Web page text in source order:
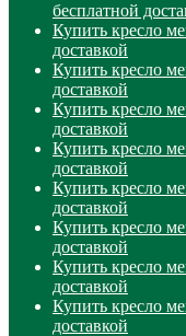
бесплатной
Купить кресло
доставкой
Купить кресло
доставкой
Купить кресло
доставкой
Купить кресло
доставкой
Купить кресло
доставкой
Купить кресло
доставкой
Купить кресло
доставкой
Купить кресло
доставкой